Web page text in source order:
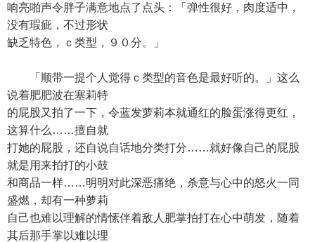
响亮啪声令胖子满意地点了点头：「弹性很好，肉度适中，
没有瑕疵，不过形状
缺乏特色，ｃ类型，９０分。」
「顺带一提个人觉得ｃ类型的音色是最好听的。」这么
说着肥肥波在塞莉特
的屁股又拍了一下，令蓝发萝莉本就通红的脸蛋涨得更红，
这算什么……擅自就
打她的屁股，还自说自话地分类打分……就好像自己的屁股
就是用来拍打的小鼓
和商品一样……明明对此深恶痛绝，杀意与心中的怒火一同
盛燃，却有一种萝莉
自己也难以理解的情愫伴着敌人肥掌拍打在心中萌发，随着
其后那手掌以难以理